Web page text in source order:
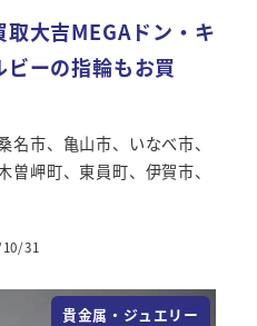
取大吉MEGAドン・キ
ーの指輪もお買
名市、亀山市、いなべ市、
曽岬町、東員町、伊賀市、
31
貴金属・ジュエリー